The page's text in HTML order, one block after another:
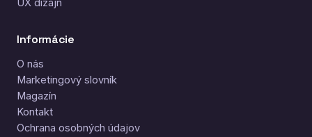
UX dizajn
Informácie
O nás
Marketingový slovník
Magazín
Kontakt
Ochrana osobných údajov